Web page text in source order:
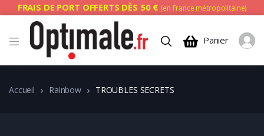
FRAIS DE PORT OFFERTS DÈS 50 € (en France métropolitaine)
Panier
Accueil Rainbow TROUBLES SECRETS